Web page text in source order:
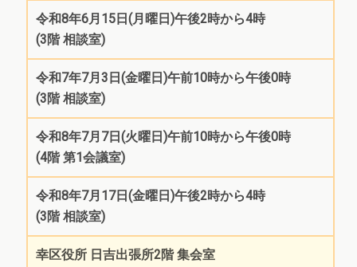
令和8年6月15日(月曜日)午後2時から4時
(3階 相談室)
令和7年7月3日(金曜日)午前10時から午後0時
(3階 相談室)
令和8年7月7日(火曜日)午前10時から午後0時
(4階 第1会議室)
令和8年7月17日(金曜日)午後2時から4時
(3階 相談室)
幸区役所 日吉出張所2階 集会室